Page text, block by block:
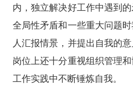
内，独立解决好工作中遇到
全局性矛盾和一些重大问题
人汇报情景，并提出自我的
岗位上还十分重视组织管理
工作实践中不断锤炼自我。